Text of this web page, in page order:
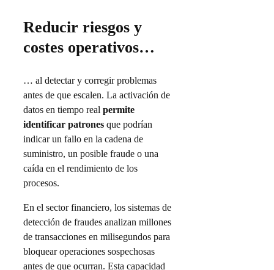
Reducir riesgos y
costes operativos…
… al detectar y corregir problemas
antes de que escalen. La activación de
datos en tiempo real permite
identificar patrones que podrían
indicar un fallo en la cadena de
suministro, un posible fraude o una
caída en el rendimiento de los
procesos.
En el sector financiero, los sistemas de
detección de fraudes analizan millones
de transacciones en milisegundos para
bloquear operaciones sospechosas
antes de que ocurran. Esta capacidad